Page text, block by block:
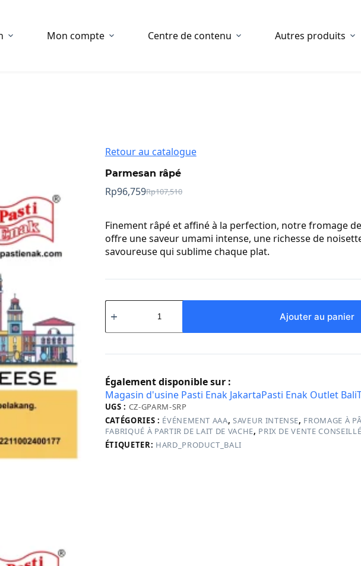
Mon compte Centre de contenu Autres produits
Retour au catalogue
Parmesan râpé
Rp107,510
Prix
:
Rp107,510.
Rp96,759Prix
:
Rp96,759.
Finement râpé et affiné à la perfection, notre fromage
offre une saveur umami intense, une richesse de
savoureuse qui sublime chaque plat.
quantité
de
Grated
Ajouter au panier
Également disponible sur :
Magasin d'usine Pasti Enak JakartaPasti Enak Outlet Bali
UGS : CZ-GPARM-SRP
CATÉGORIES : ÉVÉNEMENT AAA,SAVEUR INTENSE, FROMAGE À
FABRIQUÉ À PARTIR DE LAIT DE VACHE, PRIX DE VENTE CONSEILLÉ
ÉTIQUETER: HARD_PRODUCT_BALI